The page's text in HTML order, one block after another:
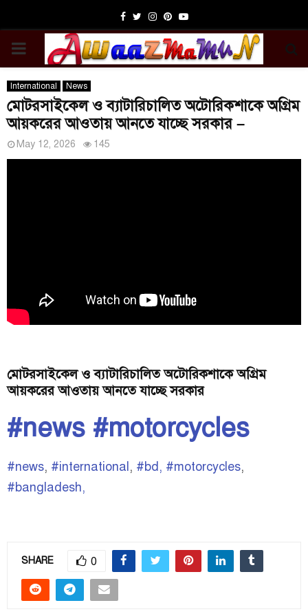
Facebook
TwitterInstagram
Pinterest
Youtube
PRIMARY
MENU
International News
মোটরসাইকেল ও ব্যাটারিচালিত অটোরিকশাকে অগ্রিম
আয়করের আওতায় আনতে যাচ্ছে সরকার –
May 12, 2026 145
মোটরসাইকেল ও ব্যাটারিচালিত অটোরিকশাকে অগ্রিম
আয়করের আওতায় আনতে যাচ্ছে সরকার
#news #motorcycles
#news, #international , #bd, #motorcycles,
#bangladesh,
SHARE 0